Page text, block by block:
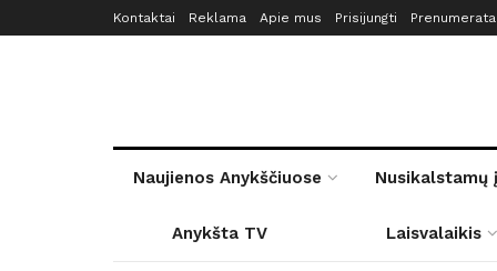
Kontaktai Reklama Apie mus Prisijungti Prenumerata
Naujienos Anykščiuose Nusikalstamų
Anykšta TV Laisvalaikis